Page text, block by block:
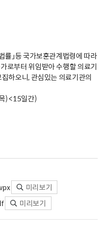
률」등 국가보훈관계법령에 따라
로부터 위임받아 수행할 의료기
하오니, 관심있는 의료기관의
) <15일간)
미리보기
미리보기